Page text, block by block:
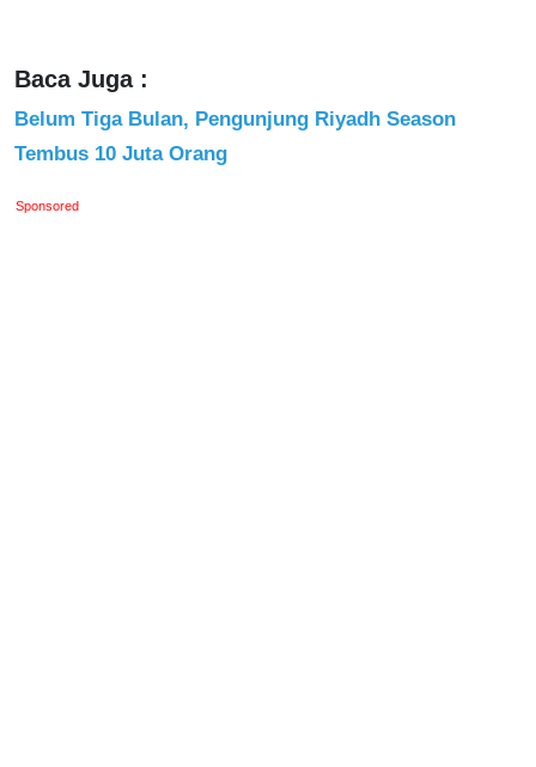
Baca Juga :
Belum Tiga Bulan, Pengunjung Riyadh Season
Tembus 10 Juta Orang
Sponsored